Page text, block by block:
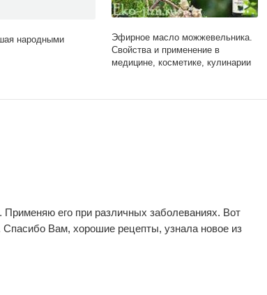
народными
Эфирное масло можжевельника.
Свойства и применение в
медицине, косметике, кулинарии
его при различных заболеваниях. Вот
Вам, хорошие рецепты, узнала новое из